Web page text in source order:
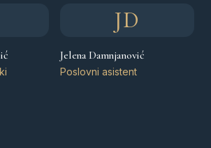
JD
Jelena Damnjanović
Poslovni asistent